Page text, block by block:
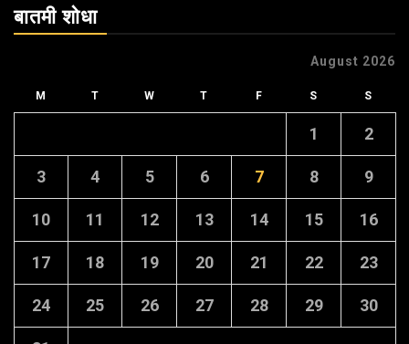
बातमी शोधा
August 2026
M T W T F S S
1 2
3 4 5 6 7 8 9
10 11 12 13 14 15 16
17 18 19 20 21 22 23
24 25 26 27 28 29 30